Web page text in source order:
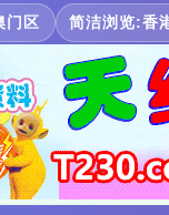
门区 简洁浏览:香